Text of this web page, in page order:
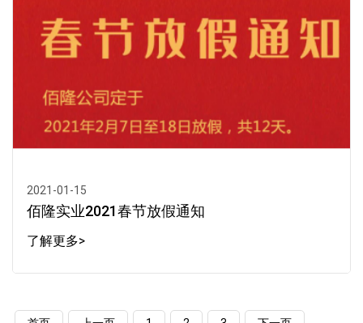
2021-01-15
佰隆实业2021春节放假通知
了解更多>